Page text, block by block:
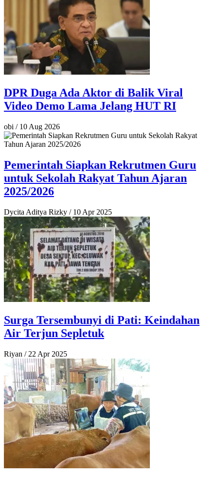
DPR Duga Ada Aktor di Balik Viral
Video Demo Lama Jelang HUT RI
obi / 10 Aug 2026
Pemerintah Siapkan Rekrutmen Guru
untuk Sekolah Rakyat Tahun Ajaran
2025/2026
Dycita Aditya Rizky / 10 Apr 2025
Surga Tersembunyi di Pati: Keindahan
Air Terjun Sepletuk
Riyan / 22 Apr 2025